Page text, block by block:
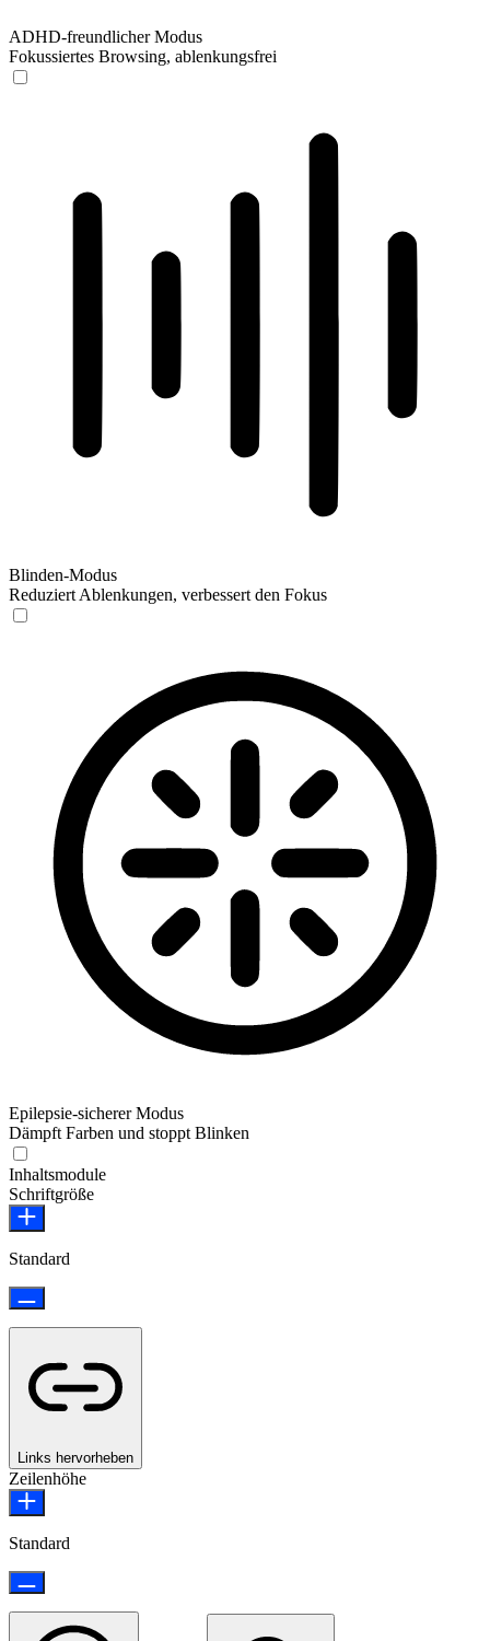
ADHD-freundlicher Modus
Fokussiertes Browsing, ablenkungsfrei
Blinden-Modus
Reduziert Ablenkungen, verbessert den Fokus
Epilepsie-sicherer Modus
Dämpft Farben und stoppt Blinken
Inhaltsmodule
Schriftgröße
Standard
Links hervorheben
Zeilenhöhe
Standard